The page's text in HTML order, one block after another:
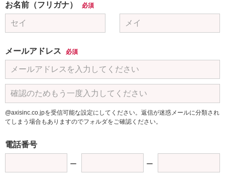
お名前（フリガナ） 必須
メールアドレス 必須
@axisinc.co.jpを受信可能な設定にしてください。返信が迷惑メールに分類され
てしまう場合もありますのでフォルダをご確認ください。
電話番号